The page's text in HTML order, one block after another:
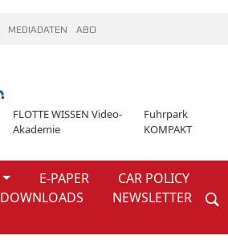
MEDIADATEN ABO
FLOTTE WISSEN Video-
Akademie
Fuhrpark
KOMPAKT
E-PAPER
CAR POLICY
DOWNLOADS
NEWSLETTER
Weiter